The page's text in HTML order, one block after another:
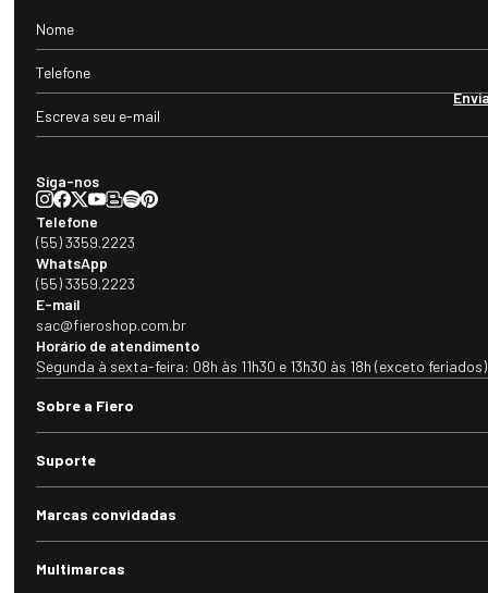
Siga-nos
Telefone
(55) 3359.2223
WhatsApp
(55) 3359.2223
E-mail
sac@fieroshop.com.br
Horário de atendimento
Segunda à sexta-feira: 08h às 11h30 e 13h30 às 18h (exceto feriados)
Sobre a Fiero
Suporte
Marcas convidadas
Multimarcas